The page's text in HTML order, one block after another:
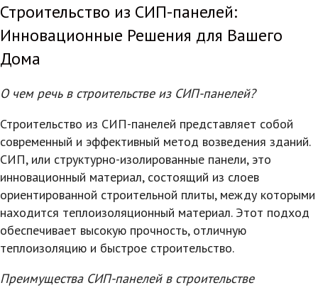
Строительство из СИП-панелей:
Инновационные Решения для Вашего
Дома
О чем речь в строительстве из СИП-панелей?
Строительство из СИП-панелей представляет собой
современный и эффективный метод возведения зданий.
СИП, или структурно-изолированные панели, это
инновационный материал, состоящий из слоев
ориентированной строительной плиты, между которыми
находится теплоизоляционный материал. Этот подход
обеспечивает высокую прочность, отличную
теплоизоляцию и быстрое строительство.
Преимущества СИП-панелей в строительстве